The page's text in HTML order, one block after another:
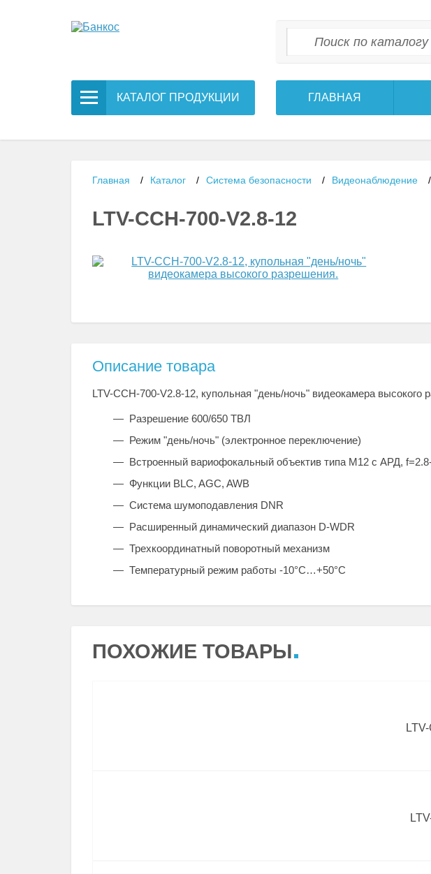
КАТАЛОГ ПРОДУКЦИИ ГЛАВНАЯ
Главная / Каталог / Система безопасности / Видеонаблюдение /
LTV-CCH-700-V2.8-12
Описание товара
LTV-CCH-700-V2.8-12, купольная "день/ночь" видеокамера высокого
Разрешение 600/650 ТВЛ
Режим "день/ночь" (электронное переключение)
Встроенный вариофокальный объектив типа М12 с АРД,
Функции BLC, AGC, AWB
Система шумоподавления DNR
Расширенный динамический диапазон D-WDR
Трехкоординатный поворотный механизм
Температурный режим работы -10°C…+50°C
ПОХОЖИЕ ТОВАРЫ